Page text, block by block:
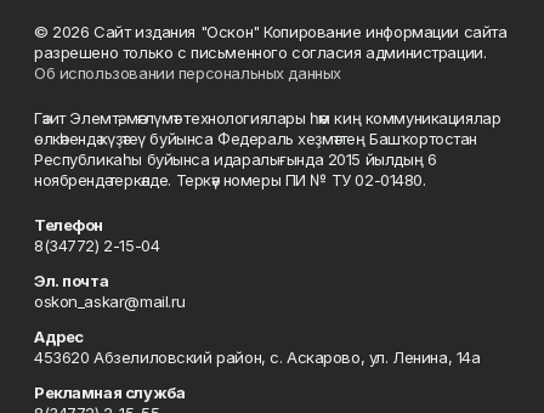
© 2026 Сайт издания "Оскон" Копирование информации сайта
разрешено только с письменного согласия администрации.
Об использовании персональных данных
Гәзит Элемтә, мәғлүмәт технологиялары һәм киң коммуникациялар
өлкәһендә күҙәтеү буйынса Федераль хеҙмәттең Башҡортостан
Республикаһы буйынса идаралығында 2015 йылдың 6
ноябрендә теркәлде. Теркәү номеры ПИ № ТУ 02-01480.
Телефон
8(34772) 2-15-04
Эл. почта
oskon_askar@mail.ru
Адрес
453620 Абзелиловский район, с. Аскарово, ул. Ленина, 14а
Рекламная служба